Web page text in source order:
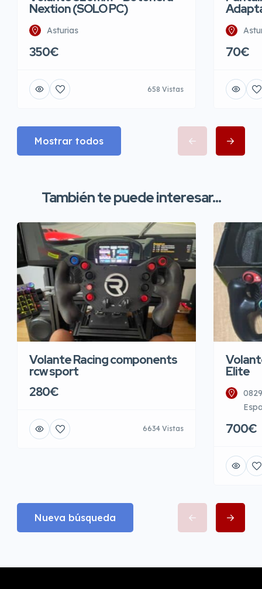
Nextion (SOLO PC)
Asturias
350€
658 Vistas
70€
Mostrar todos
También te puede interesar...
Volante Racing components
rcw sport
280€
6634 Vistas
Elite
700€
Nueva búsqueda